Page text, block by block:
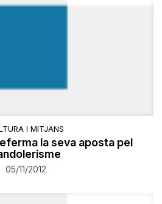
I MITJANS
la seva aposta pel
05/11/2012